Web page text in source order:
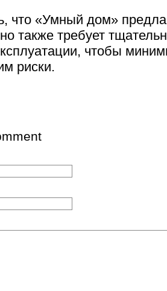
что «Умный дом»
также требует
чтобы
риски.